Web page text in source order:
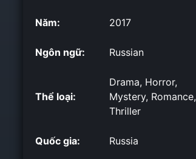
Năm: 2017
Ngôn ngữ: Russian
Thể loại:
Drama, Horror,
Mystery, Romance,
Thriller
Quốc gia: Russia